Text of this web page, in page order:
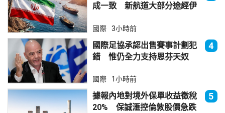
成一致 新航道大部分途經伊
國際 3小時前
國際足協承認出售賽事計劃犯
錯 惟仍全力支持恩芬天奴
4
國際 1小時前
據報內地對境外保單收益徵稅
20% 保誠滙控倫敦股價急跌
5